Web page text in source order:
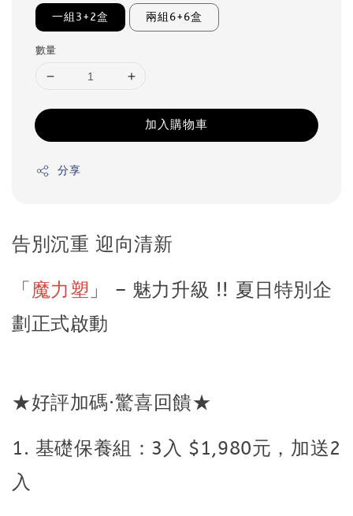
一組3+2盒 兩組6+6盒
數量
加入購物車
分享
告別沉重 迎向清新
「 魔力塑 」 – 魅力升級 !! 夏日特別企
劃正式啟動
★好評加碼·驚喜回饋★
1. 基礎保養組：3入 $1,980元，加送2
入